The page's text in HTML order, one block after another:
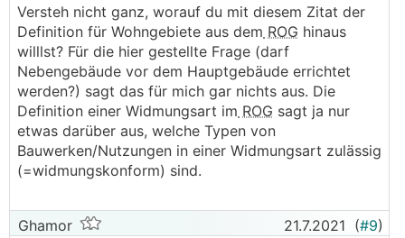
..
Versteh nicht ganz, worauf du mit diesem Zitat der
Definition für Wohngebiete aus dem ROG hinaus
willlst? Für die hier gestellte Frage (darf
Nebengebäude vor dem Hauptgebäude errichtet
werden?) sagt das für mich gar nichts aus. Die
Definition einer Widmungsart im ROG sagt ja nur
etwas darüber aus, welche Typen von
Bauwerken/Nutzungen in einer Widmungsart zulässig
(=widmungskonform) sind.
Ghamor 21.7.2021 (#9)